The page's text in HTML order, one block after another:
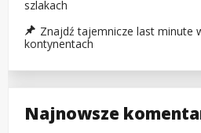
szlakach
Znajdź tajemnicze last minute
kontynentach
Najnowsze